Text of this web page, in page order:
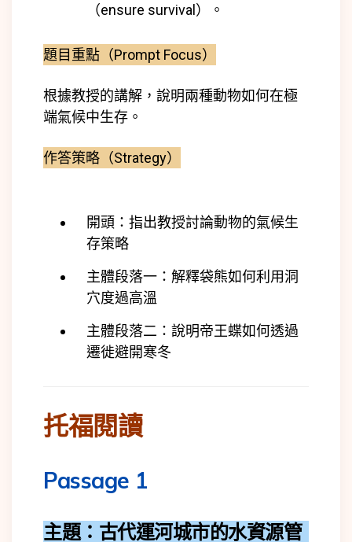
（ensure survival）。
題目重點（Prompt Focus）
根據教授的講解，說明兩種動物如何在極
端氣候中生存。
作答策略（Strategy）
開頭：指出教授討論動物的氣候生
存策略
主體段落一：解釋袋熊如何利用洞
穴度過高溫
主體段落二：說明帝王蝶如何透過
遷徙避開寒冬
托福閱讀
Passage 1
主題：古代運河城市的水資源管